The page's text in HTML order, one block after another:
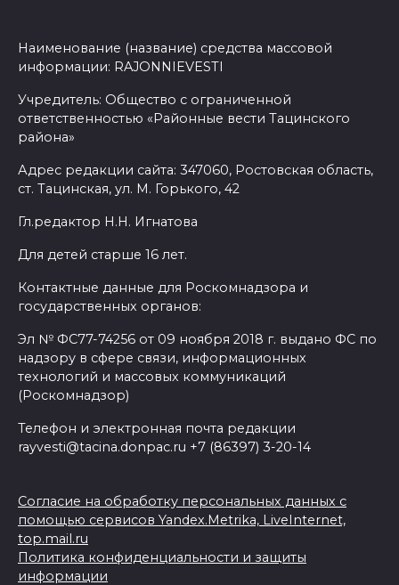
Наименование (название) средства массовой
информации: RAJONNIEVESTI
Учредитель: Общество с ограниченной
ответственностью «Районные вести Тацинского
района»
Адрес редакции сайта: 347060, Ростовская область,
ст. Тацинская, ул. М. Горького, 42
Гл.редактор Н.Н. Игнатова
Для детей старше 16 лет.
Контактные данные для Роскомнадзора и
государственных органов:
Эл № ФС77-74256 от 09 ноября 2018 г. выдано ФС по
надзору в сфере связи, информационных
технологий и массовых коммуникаций
(Роскомнадзор)
Телефон и электронная почта редакции
rayvesti@tacina.donpac.ru +7 (86397) 3-20-14
Согласие на обработку персональных данных с
помощью сервисов Yandex.Metrika, LiveInternet,
top.mail.ru
Политика конфиденциальности и защиты
информации